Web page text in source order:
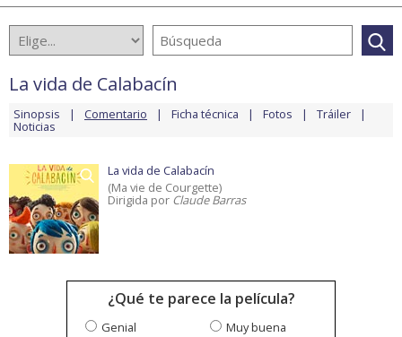
La vida de Calabacín
Sinopsis Comentario Ficha técnica Fotos Tráiler
Noticias
La vida de Calabacín
(Ma vie de Courgette)
Dirigida por Claude Barras
¿Qué te parece la película?
Genial
Muy buena